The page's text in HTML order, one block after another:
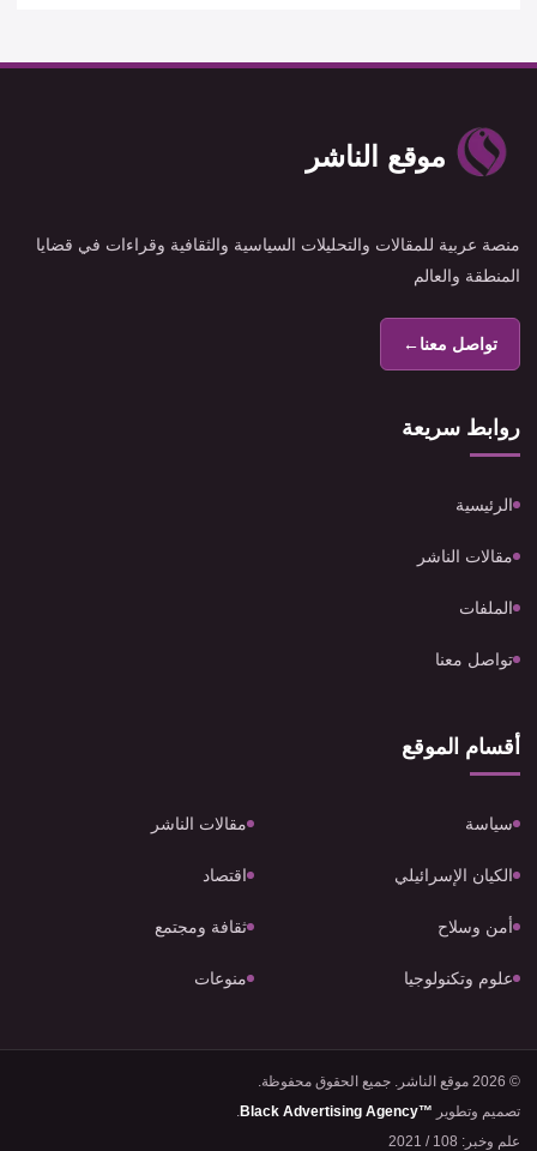
موقع الناشر
منصة عربية للمقالات والتحليلات السياسية والثقافية وقراءات في قضايا
المنطقة والعالم
تواصل معنا←
روابط سريعة
الرئيسية
مقالات الناشر
الملفات
تواصل معنا
أقسام الموقع
سياسة مقالات الناشر
الكيان الإسرائيلي اقتصاد
أمن وسلاح ثقافة ومجتمع
علوم وتكنولوجيا منوعات
© 2026 موقع الناشر. جميع الحقوق محفوظة.
تصميم وتطوير Black Advertising Agency™
.
علم وخبر: 108 / 2021